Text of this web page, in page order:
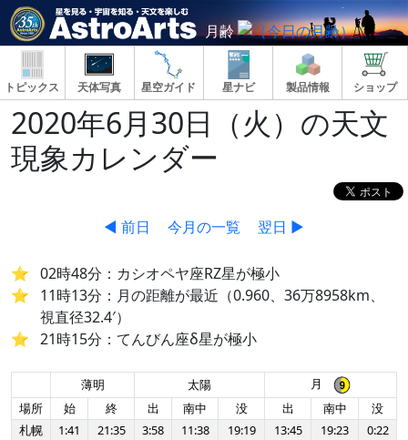
月齢
トピックス 天体写真 星空ガイド 星ナビ 製品情報 ショップ
2020年6月30日（火）の天文
現象カレンダー
◀ 前日 今月の一覧 翌日 ▶
02時48分：カシオペヤ座RZ星が極小
11時13分：月の距離が最近（0.960、36万8958km、
視直径32.4′）
21時15分：てんびん座δ星が極小
薄明 太陽
月
場所
始 終 出 南中 没 出 南中
没
札幌
1:41 21:35 3:58 11:38 19:19 13:45 19:23
0:22